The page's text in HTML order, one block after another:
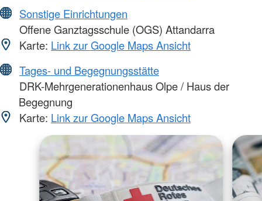
Sonstige Einrichtungen
Offene Ganztagsschule (OGS) Attandarra
Karte: Link zur Google Maps Ansicht
Tages- und Begegnungsstätte
DRK-Mehrgenerationenhaus Olpe / Haus der
Begegnung
Karte: Link zur Google Maps Ansicht